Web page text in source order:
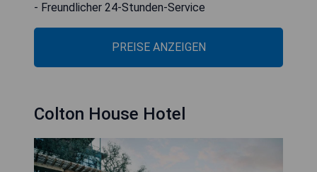
- Freundlicher 24-Stunden-Service
PREISE ANZEIGEN
Colton House Hotel